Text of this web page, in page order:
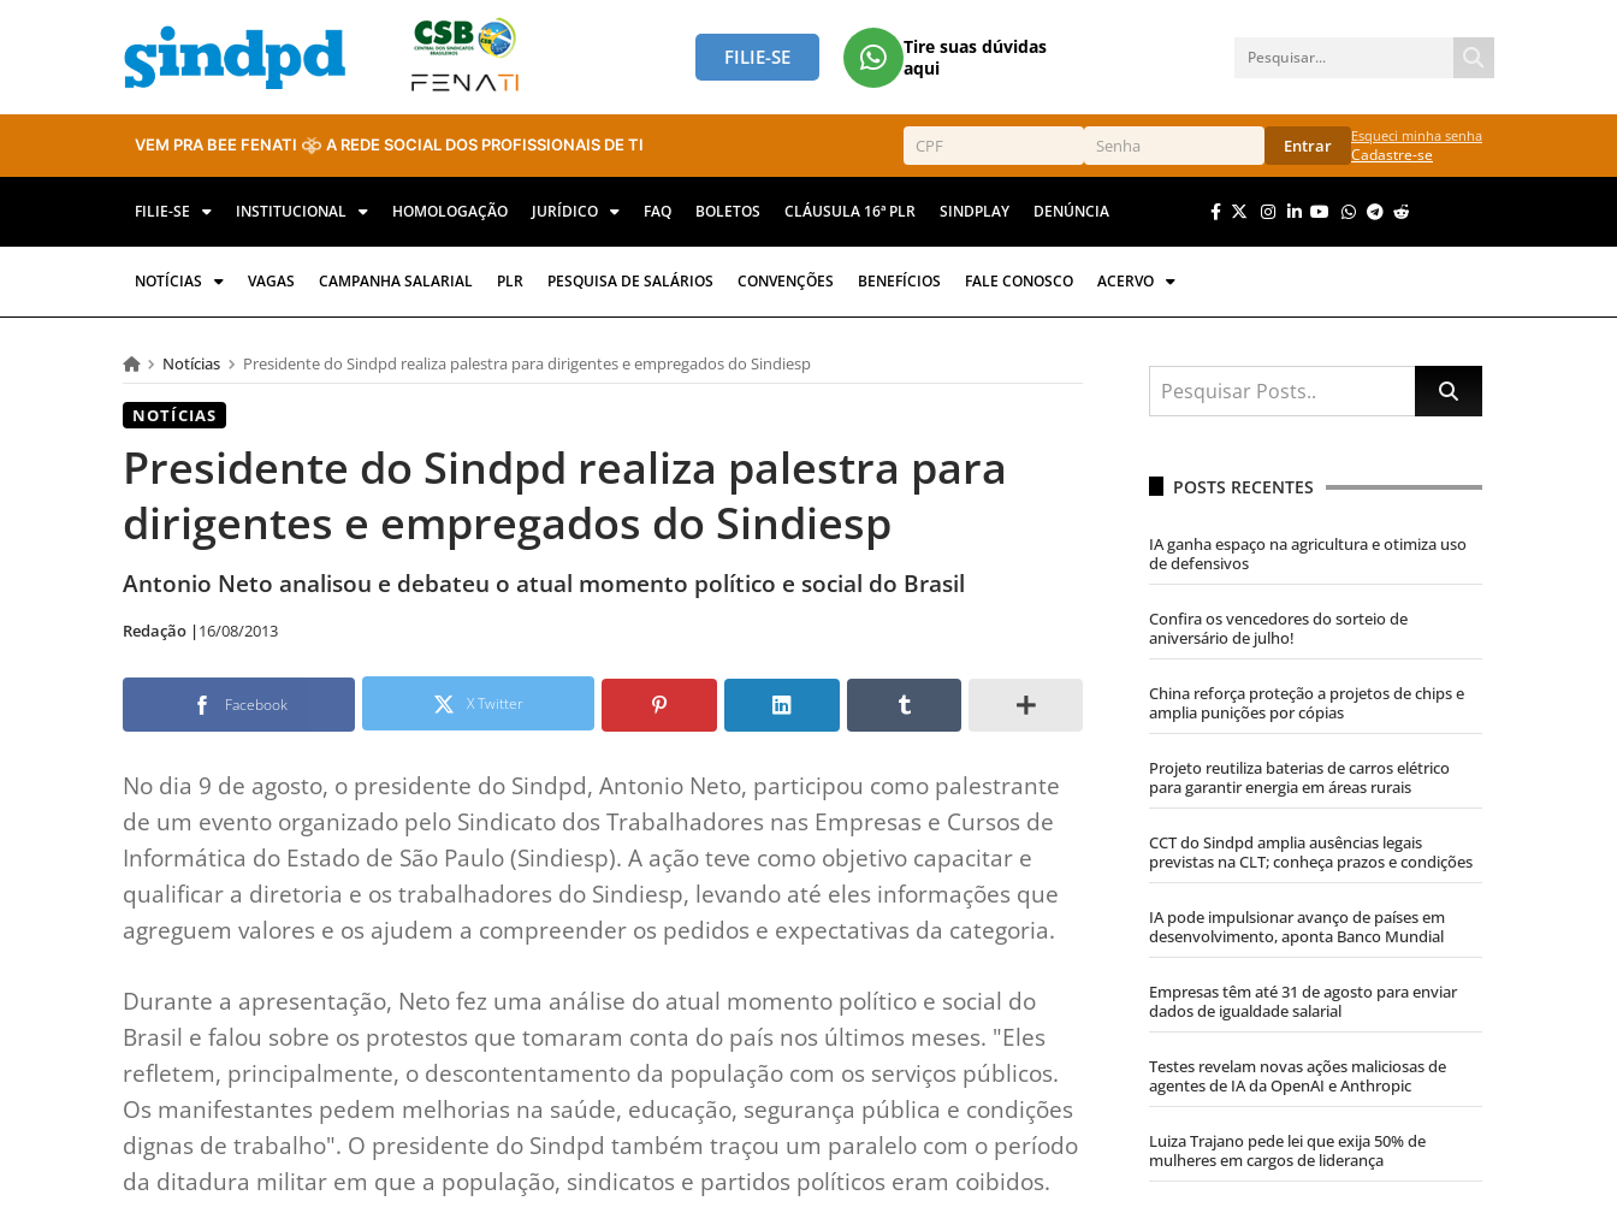
FILIE-SE
Tire suas dúvidas
aqui
VEM PRA BEE FENATI A REDE SOCIAL DOS PROFISSIONAIS DE TI Entrar Esqueci minha senha
Cadastre-se
FILIE-SE INSTITUCIONAL HOMOLOGAÇÃO JURÍDICO FAQ BOLETOS CLÁUSULA 16ª PLR SINDPLAY DENÚNCIA
NOTÍCIAS VAGAS CAMPANHA SALARIAL PLR PESQUISA DE SALÁRIOS CONVENÇÕES BENEFÍCIOS FALE CONOSCO ACERVO
Notícias Presidente do Sindpd realiza palestra para dirigentes e empregados do Sindiesp
NOTÍCIAS
Presidente do Sindpd realiza palestra para
dirigentes e empregados do Sindiesp
Antonio Neto analisou e debateu o atual momento político e social do Brasil
Redação |16/08/2013
Facebook X Twitter
No dia 9 de agosto, o presidente do Sindpd, Antonio Neto, participou como palestrante
de um evento organizado pelo Sindicato dos Trabalhadores nas Empresas e Cursos de
Informática do Estado de São Paulo (Sindiesp). A ação teve como objetivo capacitar e
qualificar a diretoria e os trabalhadores do Sindiesp, levando até eles informações que
agreguem valores e os ajudem a compreender os pedidos e expectativas da categoria.
Durante a apresentação, Neto fez uma análise do atual momento político e social do
Brasil e falou sobre os protestos que tomaram conta do país nos últimos meses. "Eles
refletem, principalmente, o descontentamento da população com os serviços públicos.
Os manifestantes pedem melhorias na saúde, educação, segurança pública e condições
dignas de trabalho". O presidente do Sindpd também traçou um paralelo com o período
da ditadura militar em que a população, sindicatos e partidos políticos eram coibidos.
POSTS RECENTES
IA ganha espaço na agricultura e otimiza uso
de defensivos
Confira os vencedores do sorteio de
aniversário de julho!
China reforça proteção a projetos de chips e
amplia punições por cópias
Projeto reutiliza baterias de carros elétrico
para garantir energia em áreas rurais
CCT do Sindpd amplia ausências legais
previstas na CLT; conheça prazos e condições
IA pode impulsionar avanço de países em
desenvolvimento, aponta Banco Mundial
Empresas têm até 31 de agosto para enviar
dados de igualdade salarial
Testes revelam novas ações maliciosas de
agentes de IA da OpenAI e Anthropic
Luiza Trajano pede lei que exija 50% de
mulheres em cargos de liderança